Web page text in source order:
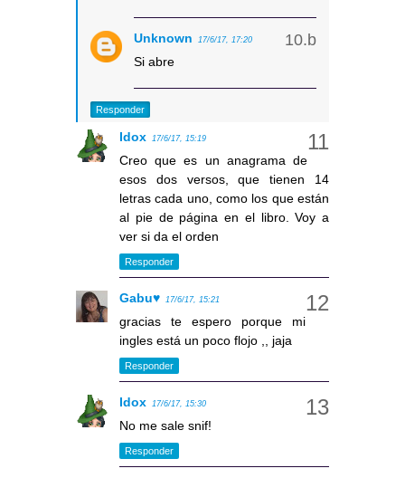
Unknown 17/6/17, 17:20
Si abre
Responder
Idox 17/6/17, 15:19
Creo que es un anagrama de
esos dos versos, que tienen 14
letras cada uno, como los que están
al pie de página en el libro. Voy a
ver si da el orden
Responder
Gabu♥ 17/6/17, 15:21
gracias te espero porque mi
ingles está un poco flojo ,, jaja
Responder
Idox 17/6/17, 15:30
No me sale snif!
Responder